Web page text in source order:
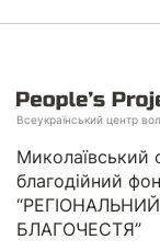
Всеукраїнський центр
Миколаївський
благодійний
БЛАГОЧЕСТЯ”